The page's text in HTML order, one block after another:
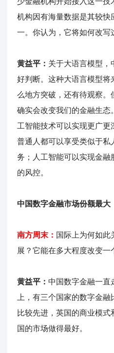
机构因有海量数据是其较快
一。你认为，它将如何改写
黄益平： 关于大语言模型，
好判断。这种大语言模型将
么地方突破，还有待观察。
确实会改变我们的金融生态
工智能技术可以实现更广更
普通人都可以享受类似于私
务；人工智能可以实现金融
的风控。
中国数字金融市场份额最大
南方周末： 国际上为何如此
展？它能在多大程度改变一
黄益平： 中国数字金融一直
上，有三个国家的数字金
比较先进，英国的商业模式
国的市场做得最好。